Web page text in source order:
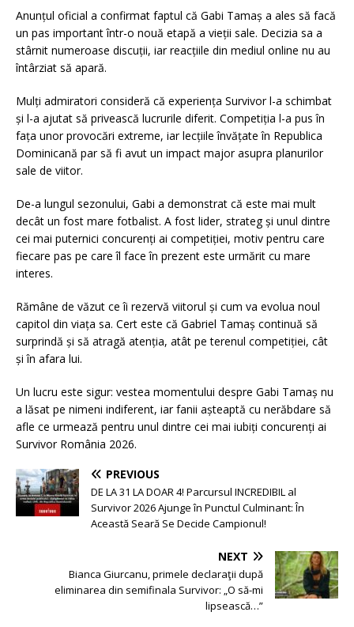
Anunțul oficial a confirmat faptul că Gabi Tamaș a ales să facă
un pas important într-o nouă etapă a vieții sale. Decizia sa a
stârnit numeroase discuții, iar reacțiile din mediul online nu au
întârziat să apară.
Mulți admiratori consideră că experiența Survivor l-a schimbat
și l-a ajutat să privească lucrurile diferit. Competiția l-a pus în
fața unor provocări extreme, iar lecțiile învățate în Republica
Dominicană par să fi avut un impact major asupra planurilor
sale de viitor.
De-a lungul sezonului, Gabi a demonstrat că este mai mult
decât un fost mare fotbalist. A fost lider, strateg și unul dintre
cei mai puternici concurenți ai competiției, motiv pentru care
fiecare pas pe care îl face în prezent este urmărit cu mare
interes.
Rămâne de văzut ce îi rezervă viitorul și cum va evolua noul
capitol din viața sa. Cert este că Gabriel Tamaș continuă să
surprindă și să atragă atenția, atât pe terenul competiției, cât
și în afara lui.
Un lucru este sigur: vestea momentului despre Gabi Tamaș nu
a lăsat pe nimeni indiferent, iar fanii așteaptă cu nerăbdare să
afle ce urmează pentru unul dintre cei mai iubiți concurenți ai
Survivor România 2026.
PREVIOUS
DE LA 31 LA DOAR 4! Parcursul INCREDIBIL al
Survivor 2026 Ajunge în Punctul Culminant: În
Această Seară Se Decide Campionul!
NEXT
Bianca Giurcanu, primele declaraţii după
eliminarea din semifinala Survivor: „O să-mi
lipsească…”